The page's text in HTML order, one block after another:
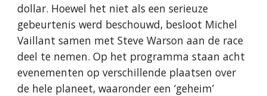
dollar. Hoewel het niet als een serieuze
gebeurtenis werd beschouwd, besloot Michel
Vaillant samen met Steve Warson aan de race
deel te nemen. Op het programma staan ​​acht
evenementen op verschillende plaatsen over
de hele planeet, waaronder een ‘geheim’